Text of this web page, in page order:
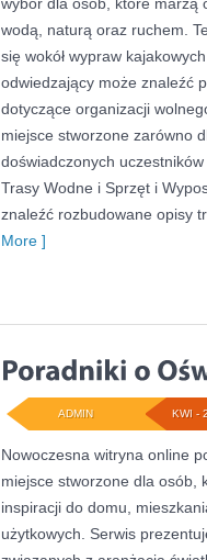
wodą, naturą oraz ruchem.
się wokół wypraw
odwiedzający może znaleźć
dotyczące organizacji
miejsce stworzone zarówno
doświadczonych
Trasy Wodne i Sprzęt i
znaleźć rozbudowane opisy
More ]
KWI -
ADMIN
Nowoczesna witryna online
miejsce stworzone dla osób,
inspiracji do domu,
użytkowych. Serwis